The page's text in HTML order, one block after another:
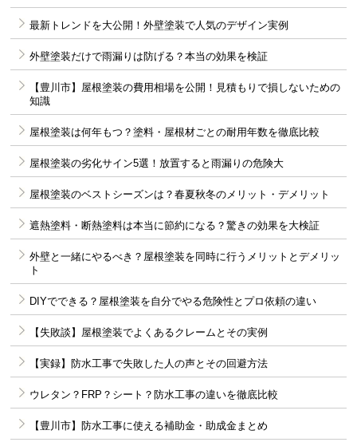
最新トレンドを大公開！外壁塗装で人気のデザイン実例
外壁塗装だけで雨漏りは防げる？本当の効果を検証
【豊川市】屋根塗装の費用相場を公開！見積もりで損しないための
知識
屋根塗装は何年もつ？塗料・屋根材ごとの耐用年数を徹底比較
屋根塗装の劣化サイン5選！放置すると雨漏りの危険大
屋根塗装のベストシーズンは？春夏秋冬のメリット・デメリット
遮熱塗料・断熱塗料は本当に節約になる？驚きの効果を大検証
外壁と一緒にやるべき？屋根塗装を同時に行うメリットとデメリッ
ト
DIYでできる？屋根塗装を自分でやる危険性とプロ依頼の違い
【失敗談】屋根塗装でよくあるクレームとその実例
【実録】防水工事で失敗した人の声とその回避方法
ウレタン？FRP？シート？防水工事の違いを徹底比較
【豊川市】防水工事に使える補助金・助成金まとめ